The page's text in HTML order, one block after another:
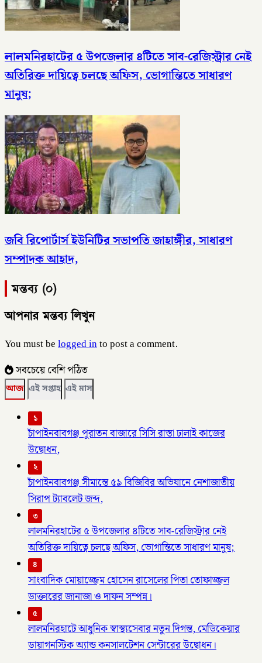
লালমনিরহাটের ৫ উপজেলার ৪টিতে সাব-রেজিস্ট্রার নেই
অতিরিক্ত দায়িত্বে চলছে অফিস, ভোগান্তিতে সাধারণ
মানুষ;
জবি রিপোর্টার্স ইউনিটির সভাপতি জাহাঙ্গীর, সাধারণ
সম্পাদক আহাদ,
মন্তব্য (০)
আপনার মন্তব্য লিখুন
You must belogged into post a comment.
সবচেয়ে বেশি পঠিত
আজ এই সপ্তাহ এই মাস
১
চাঁপাইনবাবগঞ্জ পুরাতন বাজারে সিসি রাস্তা ঢালাই কাজের
উদ্বোধন,
২
চাঁপাইনবাবগঞ্জ সীমান্তে ৫৯ বিজিবির অভিযানে নেশাজাতীয়
সিরাপ ট্যাবলেট জব্দ,
৩
লালমনিরহাটের ৫ উপজেলার ৪টিতে সাব-রেজিস্ট্রার নেই
অতিরিক্ত দায়িত্বে চলছে অফিস, ভোগান্তিতে সাধারণ মানুষ;
৪
সাংবাদিক মোয়াজ্জেম হোসেন রাসেলের পিতা তোফাজ্জল
ডাক্তারের জানাজা ও দাফন সম্পন্ন।
৫
লালমনিরহাটে আধুনিক স্বাস্থ্যসেবার নতুন দিগন্ত, মেডিকেয়ার
ডায়াগনস্টিক অ্যান্ড কনসালটেশন সেন্টারের উদ্বোধন।